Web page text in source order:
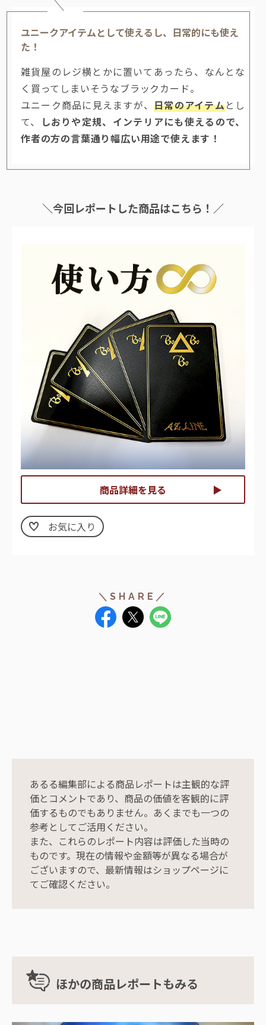
ユニークアイテムとして使えるし、日常的にも使え
た！
雑貨屋のレジ横とかに置いてあったら、なんとな
く買ってしまいそうなブラックカード。
ユニーク商品に見えますが、日常のアイテムとし
て、
しおりや定規、インテリアにも使えるので、
作者の方の言葉通り幅広い用途で使えます！
＼今回レポートした商品はこちら！／
商品詳細を見る
お気に入り
あるる編集部による商品レポートは主観的な評
価とコメントであり、商品の価値を客観的に評
価するものでもありません。あくまでも一つの
参考としてご活用ください。
また、これらのレポート内容は評価した当時の
ものです。現在の情報や金額等が異なる場合が
ございますので、最新情報はショップページに
てご確認ください。
ほかの商品レポートもみる